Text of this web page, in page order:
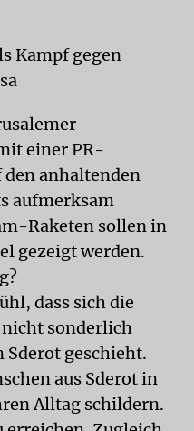
Kampf gegen
einer PR-
den anhaltenden
aufmerksam
Raketen sollen in
gezeigt werden.
dass sich die
sonderlich
geschieht.
aus Sderot in
Alltag schildern.